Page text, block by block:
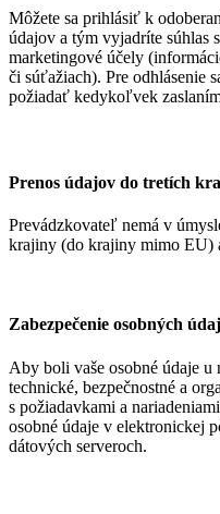
Môžete sa prihlásiť k
údajov a tým vyjadríte súhlas
marketingové účely
či súťažiach). Pre odhlásenie
požiadať kedykoľvek
Prenos údajov do tretích
Prevádzkovateľ nemá v
krajiny (do krajiny mimo EU)
Zabezpečenie osobných
Aby boli vaše osobné údaje u
technické, bezpečnostné a
s požiadavkami a
osobné údaje v elektronickej
dátových serveroch.